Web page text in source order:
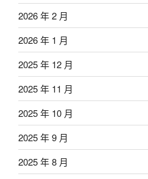
2026 年 2 月
2026 年 1 月
2025 年 12 月
2025 年 11 月
2025 年 10 月
2025 年 9 月
2025 年 8 月